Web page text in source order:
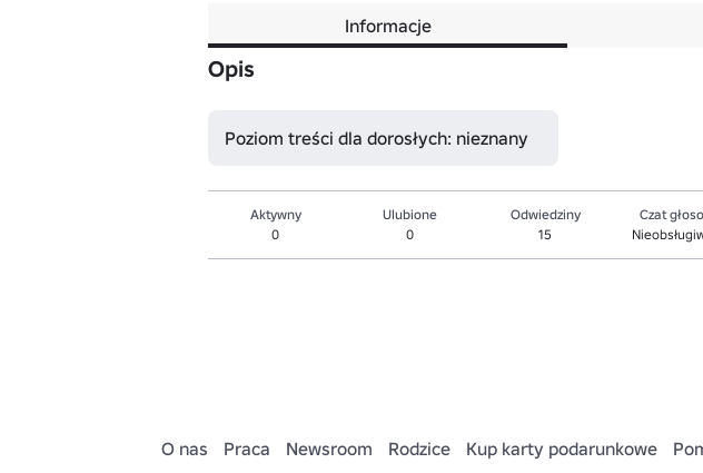
Informacje
Opis
Poziom treści dla dorosłych: nieznany
Aktywny
0
Ulubione
0
Odwiedziny
15
Czat
O nas Praca Newsroom Rodzice Kup karty podarunkowe